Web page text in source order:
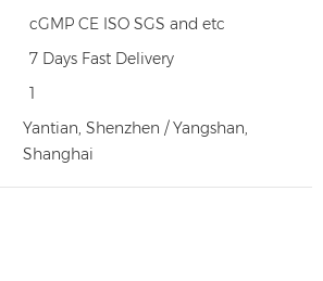
cGMP CE ISO SGS and etc
7 Days Fast Delivery
1
Yantian, Shenzhen / Yangshan,
Shanghai